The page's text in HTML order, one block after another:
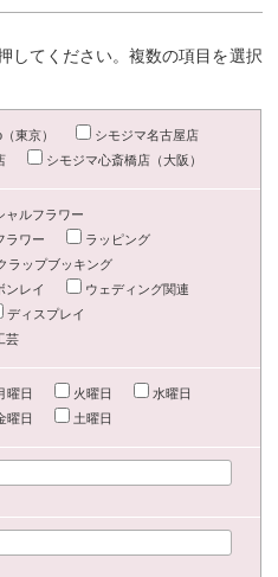
してください。複数の項目を選択
東京）
シモジマ名古屋店
シモジマ心斎橋店（大阪）
ャルフラワー
ラワー
ラッピング
ラップブッキング
ンレイ
ウェディング関連
ディスプレイ
芸
曜日 火曜日
水曜日
曜日 土曜日